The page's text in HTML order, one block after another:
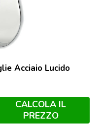
Acciaio Lucido
CALCOLA IL
PREZZO